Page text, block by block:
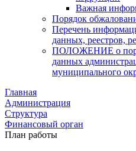
Важная
Порядок
Перечень
данных, реестров,
ПОЛОЖЕНИЕ о
данных
муниципального
Главная
Администрация
Структура
Финансовый орган
План работы